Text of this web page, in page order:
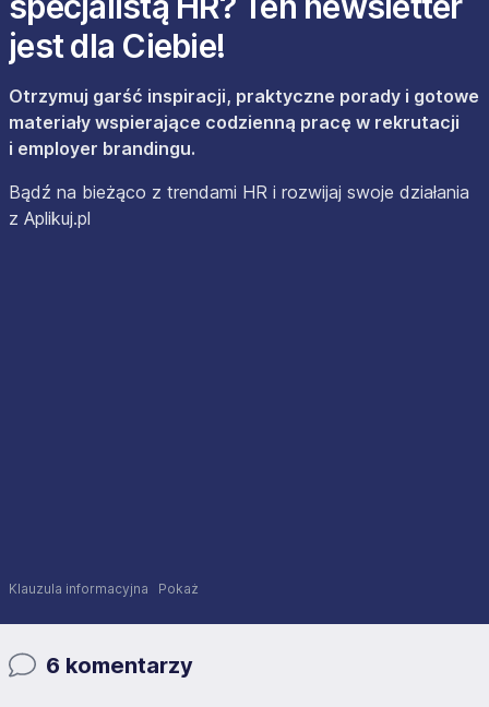
jest dla Ciebie!
Otrzymuj garść inspiracji, praktyczne porady i gotowe
materiały wspierające codzienną pracę w rekrutacji
i employer brandingu.
Bądź na bieżąco z trendami HR i rozwijaj swoje działania
z Aplikuj.pl
Klauzula informacyjna Pokaż
6 komentarzy